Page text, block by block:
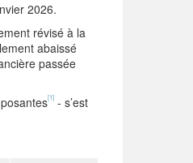
2026.
révisé à la
abaissé
passée
[1] - s’est